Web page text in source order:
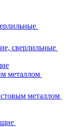
сверлильные
металлом
металлом